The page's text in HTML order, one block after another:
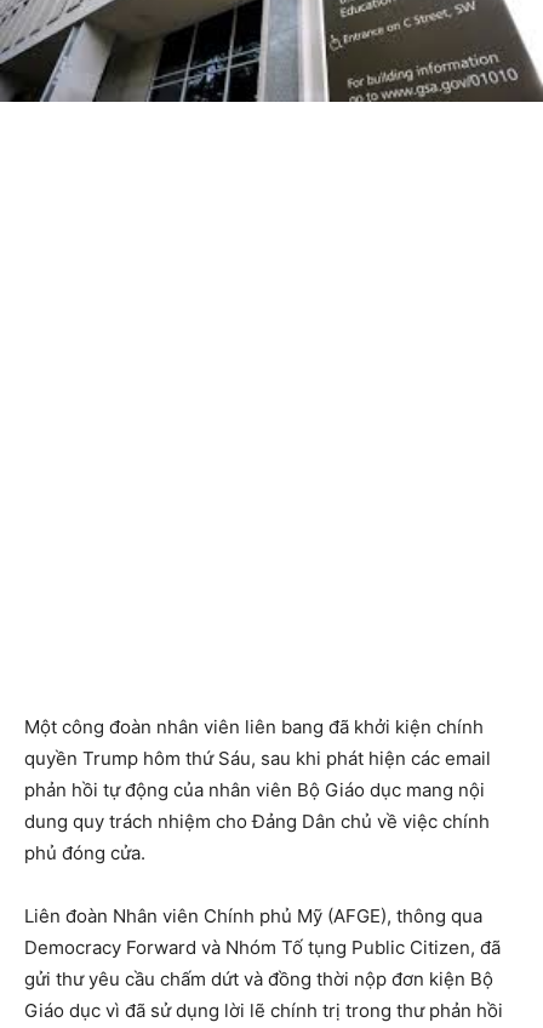
Một công đoàn nhân viên liên bang đã khởi kiện chính
quyền Trump hôm thứ Sáu, sau khi phát hiện các email
phản hồi tự động của nhân viên Bộ Giáo dục mang nội
dung quy trách nhiệm cho Đảng Dân chủ về việc chính
phủ đóng cửa.
Liên đoàn Nhân viên Chính phủ Mỹ (AFGE), thông qua
Democracy Forward và Nhóm Tố tụng Public Citizen, đã
gửi thư yêu cầu chấm dứt và đồng thời nộp đơn kiện Bộ
Giáo dục vì đã sử dụng lời lẽ chính trị trong thư phản hồi